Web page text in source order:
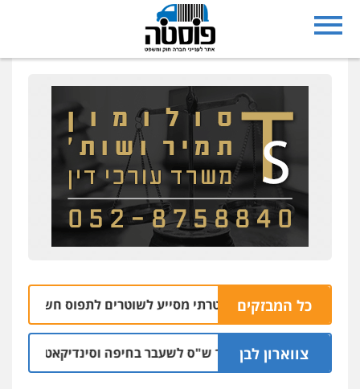
כל המבזקים
צפו: רחפן משטרתי מסייע לשוטרים לתפוס חשוד שזרק
צווארון לבן
כתב אישום: יו"ר ש"ס לשעבר בחיפה וסינדיקאט ההלוואות